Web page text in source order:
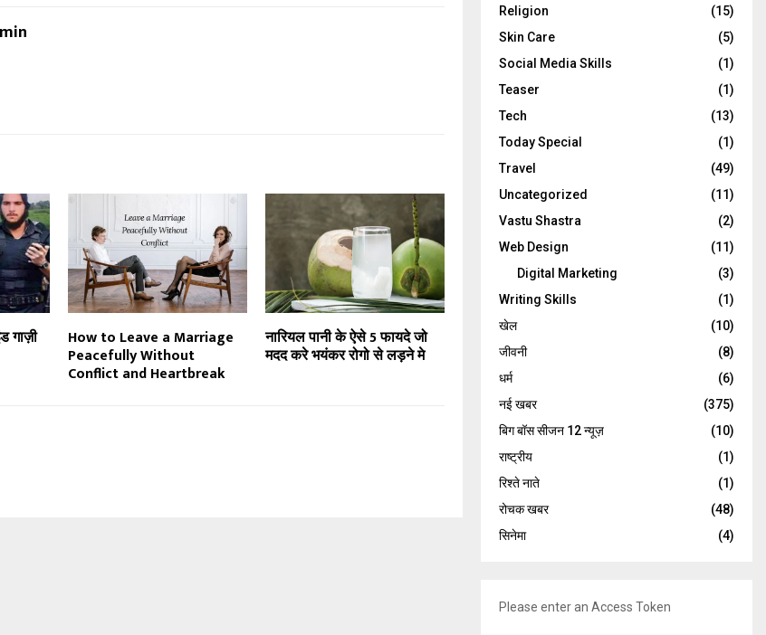
गाज़ी How to Leave a Marriage
Peacefully Without
Conflict and Heartbreak
नारियल पानी के ऐसे 5 फायदे जो
मदद करे भयंकर रोगो से लड़ने मे
Religion
(15)
Skin Care
(5)
Social Media Skills
(1)
Teaser
(1)
Tech
(13)
Today Special
(1)
Travel
(49)
Uncategorized
(11)
Vastu Shastra
(2)
Web Design
(11)
Digital Marketing
(3)
Writing Skills
(1)
खेल
(10)
जीवनी
(8)
धर्म
(6)
नई खबर
(375)
बिग बॉस सीजन 12 न्यूज़
(10)
राष्ट्रीय
(1)
रिश्ते नाते
(1)
रोचक खबर
(48)
सिनेमा
(4)
Please enter an Access Token